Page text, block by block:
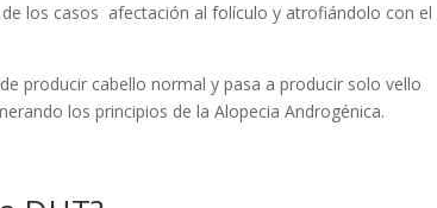
los casos afectación al folículo y atrofiándolo con el
producir cabello normal y pasa a producir solo vello
los principios de la Alopecia Androgénica.